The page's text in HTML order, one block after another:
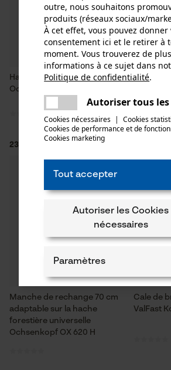
Hache forestière universelle
Ochsenkopf OX 620 H
23,90 €*
Manche
Hache
Manche de rechange 70 cm
adaptable sur la hache
forestière universelle
Ochsenkopf OX 620 H
Cale de
ValFast
outre, nous souhaitons
produits (réseaux sociaux/
À cet effet, vous pouvez donner
consentement ici et le retirer à
moment. Vous trouverez de
informations à ce sujet dans
Politique de confidentialité.
Autoriser tous les
Cookies nécessaires | Cookies
Cookies de performance et de
Cookies marketing
Tout accepter
Autoriser les Cookies
nécessaires
Paramètres
Cookies nécessaires
Une erreur s'est produite.
essayer encore.
partager
partager
mail